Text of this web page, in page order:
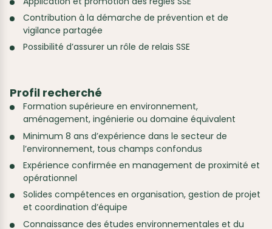
Contribution à la démarche de prévention et de
vigilance partagée
Possibilité d’assurer un rôle de relais SSE
Profil recherché
Formation supérieure en environnement,
aménagement, ingénierie ou domaine équivalent
Minimum 8 ans d’expérience dans le secteur de
l’environnement, tous champs confondus
Expérience confirmée en management de proximité et
opérationnel
Solides compétences en organisation, gestion de projet
et coordination d’équipe
Connaissance des études environnementales et du